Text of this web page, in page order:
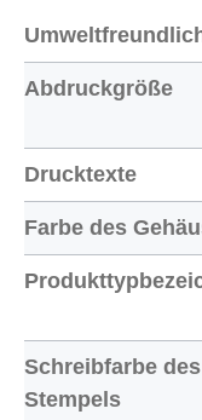
Abdruckgröße
Drucktexte
Farbe des
Schreibfarbe des
Stempels